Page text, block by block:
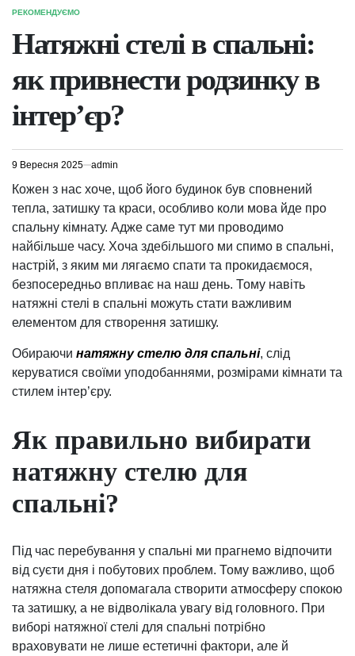
ОПУБЛІКУВАТИ
РЕКОМЕНДУЄМО
Натяжні стелі в спальні:
як привнести родзинку в
інтер’єр?
9 Вересня 2025 admin
Кожен з нас хоче, щоб його будинок був сповнений
тепла, затишку та краси, особливо коли мова йде про
спальну кімнату. Адже саме тут ми проводимо
найбільше часу. Хоча здебільшого ми спимо в спальні,
настрій, з яким ми лягаємо спати та прокидаємося,
безпосередньо впливає на наш день. Тому навіть
натяжні стелі в спальні можуть стати важливим
елементом для створення затишку.
Обираючи натяжну стелю для спальні, слід
керуватися своїми уподобаннями, розмірами кімнати та
стилем інтер’єру.
Як правильно вибирати
натяжну стелю для
спальні?
Під час перебування у спальні ми прагнемо відпочити
від суєти дня і побутових проблем. Тому важливо, щоб
натяжна стеля допомагала створити атмосферу спокою
та затишку, а не відволікала увагу від головного. При
виборі натяжної стелі для спальні потрібно
враховувати не лише естетичні фактори, але й